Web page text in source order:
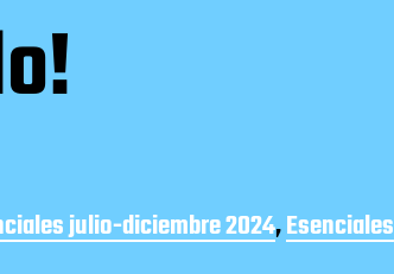
julio-diciembre 2024,Esenciales